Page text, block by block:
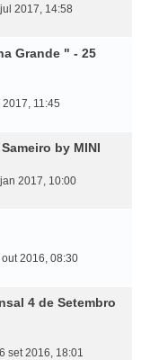
2017, 14:58
Grande " - 25
11:45
by MINI
2017, 10:00
out 2016, 08:30
4 de Setembro
set 2016, 18:01